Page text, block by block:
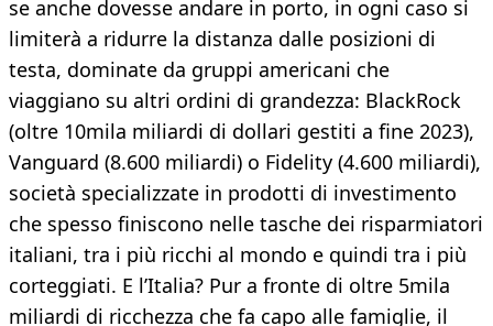
se anche dovesse andare in porto, in ogni caso si
limiterà a ridurre la distanza dalle posizioni di
testa, dominate da gruppi americani che
viaggiano su altri ordini di grandezza: BlackRock
(oltre 10mila miliardi di dollari gestiti a fine 2023),
Vanguard (8.600 miliardi) o Fidelity (4.600 miliardi),
società specializzate in prodotti di investimento
che spesso finiscono nelle tasche dei risparmiatori
italiani, tra i più ricchi al mondo e quindi tra i più
corteggiati. E l’Italia? Pur a fronte di oltre 5mila
miliardi di ricchezza che fa capo alle famiglie, il